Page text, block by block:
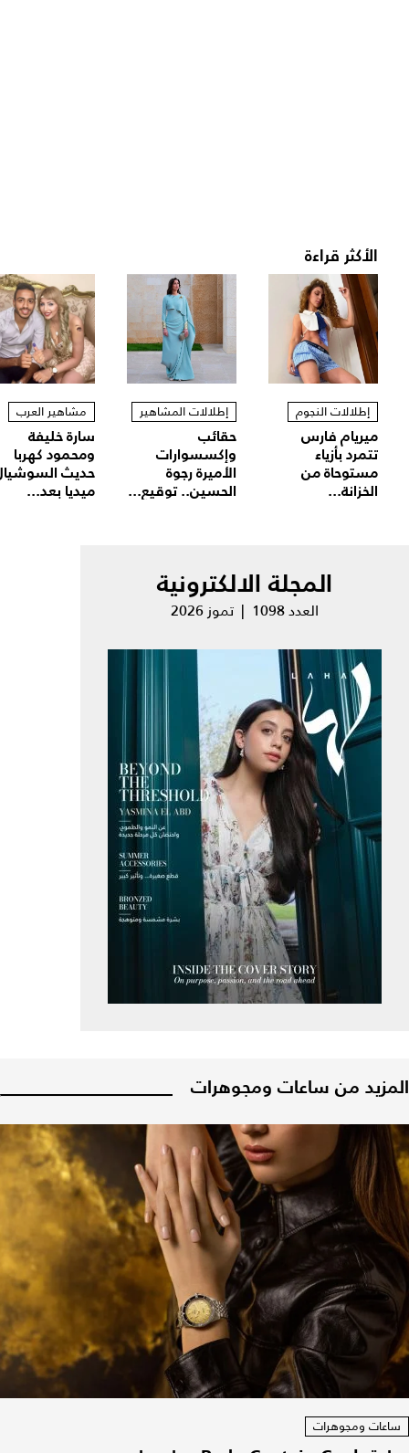
الأكثر قراءة
إطلالات النجوم
ميريام فارس
تتمرد بأزياء
مستوحاة من
الخزانة...
إطلالات المشاهير
حقائب
وإكسسوارات
الأميرة رجوة
الحسين.. توقيع...
مشاهير العرب
سارة خليفة
ومحمود كهربا
حديث
ميديا بعد...
المجلة الالكترونية
العدد 1098 | تموز 2026
المزيد من ساعات ومجوهرات
ساعات ومجوهرات